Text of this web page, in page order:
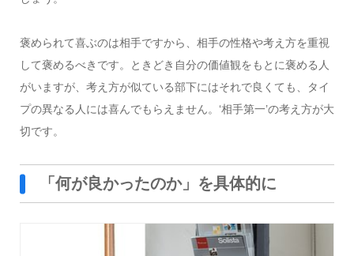
褒められて喜ぶのは相手ですから、相手の性格や考え方を重視
して褒めるべきです。ときどき自分の価値観をもとに褒める人
がいますが、考え方が似ている部下にはそれで良くても、タイ
プの異なる人には喜んでもらえません。‘相手第一’の考え方が大
切です。
「何が良かったのか」を具体的に